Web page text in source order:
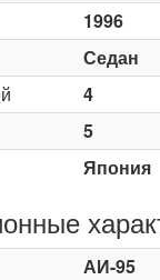
1996
Седан
4
5
Япония
АИ-95